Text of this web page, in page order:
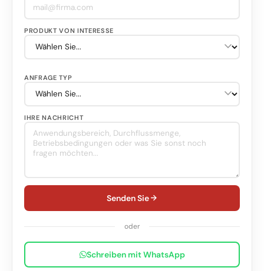
PRODUKT VON INTERESSE
ANFRAGE TYP
IHRE NACHRICHT
Senden Sie
oder
Schreiben mit WhatsApp